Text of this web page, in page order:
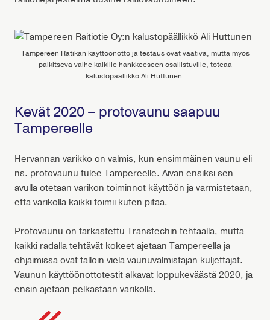
Tampereen Ratikan käyttöönotto ja testaus ovat vaativa, mutta myös
palkitseva vaihe kaikille hankkeeseen osallistuville, toteaa
kalustopäällikkö Ali Huttunen.
Kevät 2020 – protovaunu saapuu
Tampereelle
Hervannan varikko on valmis, kun ensimmäinen vaunu eli
ns. protovaunu tulee Tampereelle. Aivan ensiksi sen
avulla otetaan varikon toiminnot käyttöön ja varmistetaan,
että varikolla kaikki toimii kuten pitää.
Protovaunu on tarkastettu Transtechin tehtaalla, mutta
kaikki radalla tehtävät kokeet ajetaan Tampereella ja
ohjaimissa ovat tällöin vielä vaunuvalmistajan kuljettajat.
Vaunun käyttöönottotestit alkavat loppukeväästä 2020, ja
ensin ajetaan pelkästään varikolla.